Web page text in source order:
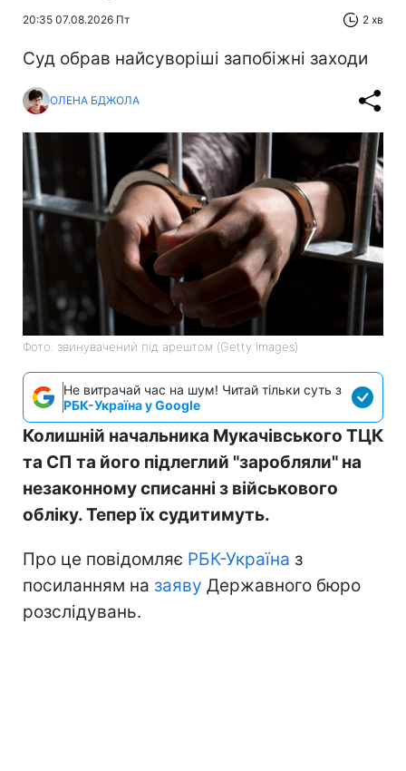
20:35 07.08.2026 Пт 2 хв
Суд обрав найсуворіші запобіжні заходи
ОЛЕНА БДЖОЛА
Фото: звинувачений під арештом (Getty Images)
Не витрачай час на шум! Читай тільки суть з
РБК-Україна у Google
Колишній начальника Мукачівського ТЦК
та СП та його підлеглий "заробляли" на
незаконному списанні з військового
обліку. Тепер їх судитимуть.
Про це повідомляє РБК-Україна з
посиланням на заяву Державного бюро
розслідувань.